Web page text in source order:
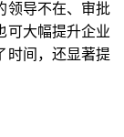
领导不在、审批
可大幅提升企业
时间，还显著提